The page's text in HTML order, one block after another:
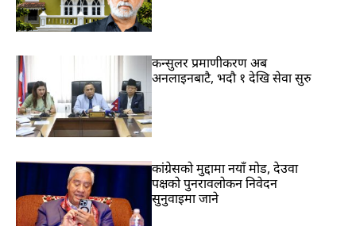
कन्सुलर प्रमाणीकरण अब
अनलाइनबाटै, भदौ १ देखि सेवा सुरु
कांग्रेसको मुद्दामा नयाँ मोड, देउवा
पक्षको पुनरावलोकन निवेदन
सुनुवाइमा जाने